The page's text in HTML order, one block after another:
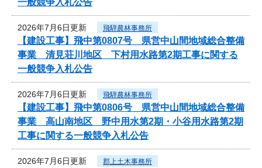
2026年7月6日更新 飛騨農林事務所
【建設工事】飛中第0807号 県営中山間地域総合整備
事業 清見荘川地区 下村用水路第2期工事に関する
一般競争入札公告
2026年7月6日更新 飛騨農林事務所
【建設工事】飛中第0806号 県営中山間地域総合整備
事業 高山南地区 野中用水第2期・小谷用水路第2期
工事に関する一般競争入札公告
2026年7月6日更新 郡上土木事務所